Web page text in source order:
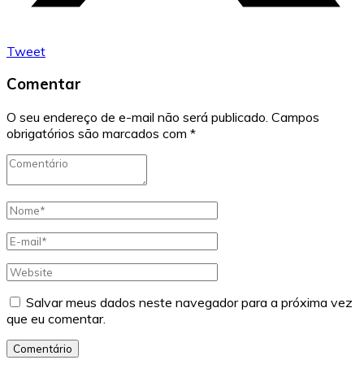
Tweet
Comentar
O seu endereço de e-mail não será publicado. Campos
obrigatórios são marcados com *
Salvar meus dados neste navegador para a próxima vez
que eu comentar.
Comentário